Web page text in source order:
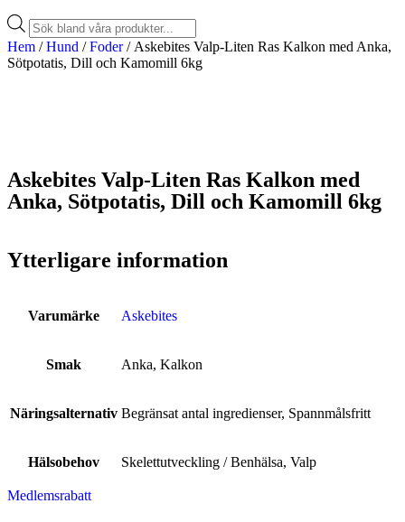
Hem /Hund /Foder/ Askebites Valp-Liten Ras Kalkon med Anka,
Sötpotatis, Dill och Kamomill 6kg
Askebites Valp-Liten Ras Kalkon med
Anka, Sötpotatis, Dill och Kamomill 6kg
Ytterligare information
Varumärke Askebites
Smak Anka, Kalkon
Näringsalternativ Begränsat antal ingredienser, Spannmålsfritt
Hälsobehov Skelettutveckling / Benhälsa, Valp
Medlemsrabatt